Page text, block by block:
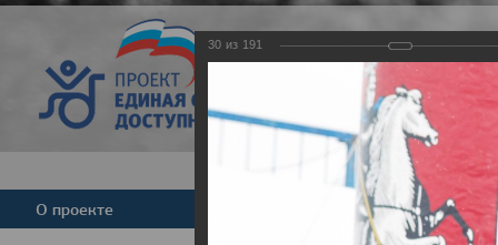
Версия для
О проекте Новости
30 из 191